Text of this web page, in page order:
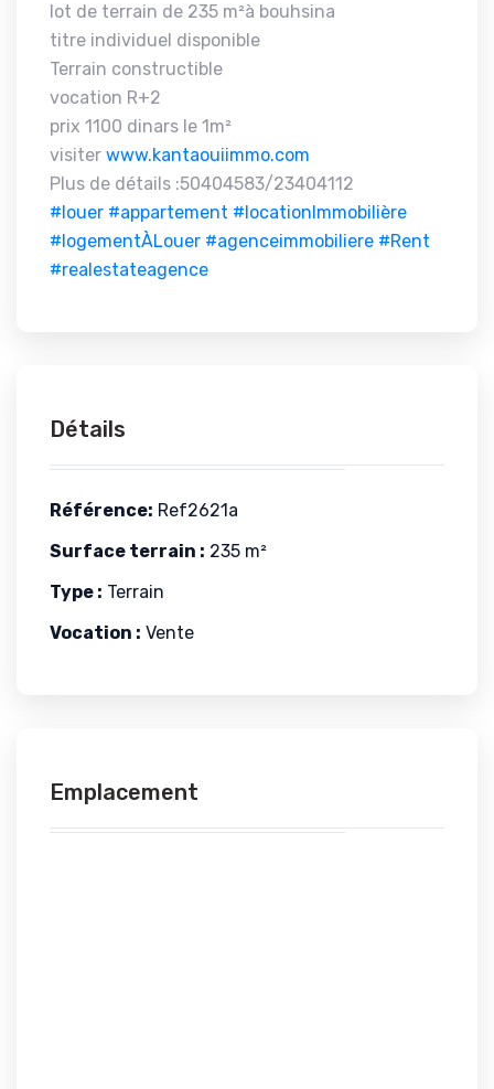
lot de terrain de 235 m²à bouhsina
titre individuel disponible
Terrain constructible
vocation R+2
prix 1100 dinars le 1m²
visiter www.kantaouiimmo.com
Plus de détails :50404583/23404112
#louer #appartement #locationImmobilière
#logementÀLouer #agenceimmobiliere #Rent
#realestateagence
Détails
Référence: Ref2621a
Surface terrain : 235 m²
Type : Terrain
Vocation : Vente
Emplacement